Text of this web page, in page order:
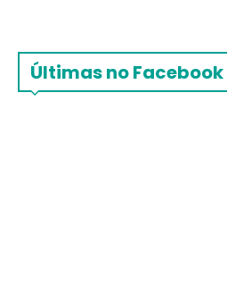
Últimas no Facebook